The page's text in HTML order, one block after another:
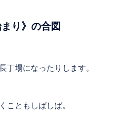
り》の合図
丁場になったりします。
こともしばしば。